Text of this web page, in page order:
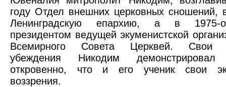
году Отдел внешних церковных сношений,
Ленинградскую епархию, а в 1975-
президентом ведущей экуменистской
Всемирного Совета Церквей. Свои
убеждения Никодим
откровенно, что и его ученик свои
воззрения.